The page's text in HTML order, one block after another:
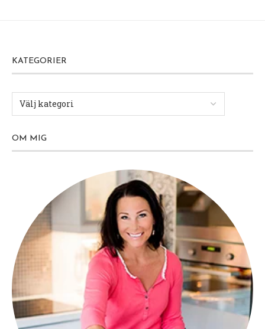
KATEGORIER
OM MIG